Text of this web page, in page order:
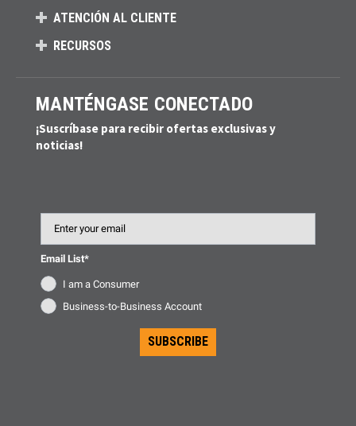
ATENCIÓN AL CLIENTE
RECURSOS
MANTÉNGASE CONECTADO
¡Suscríbase para recibir ofertas exclusivas y
noticias!
Email List*
I am a Consumer
Business-to-Business Account
SUBSCRIBE